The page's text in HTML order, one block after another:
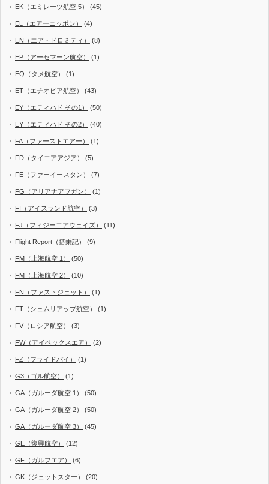
EK（エミレーツ航空 5） (45)
EL（エアーニッポン） (4)
EN（エア・ドロミティ） (8)
EP（アーセマーン航空） (1)
EQ（タメ航空） (1)
ET（エチオピア航空） (43)
EY（エティハド その1） (50)
EY（エティハド その2） (40)
FA（ファーストエアー） (1)
FD（タイエアアジア） (5)
FE（ファーイースタン） (7)
FG（アリアナアフガン） (1)
FI（アイスランド航空） (3)
FJ（フィジーエアウェイズ） (11)
Flight Report（搭乗記） (9)
FM（上海航空 1） (50)
FM（上海航空 2） (10)
FN（ファストジェット） (1)
FT（シェムリアップ航空） (1)
FV（ロシア航空） (3)
FW（アイベックスエア） (2)
FZ（フライドバイ） (1)
G3（ゴル航空） (1)
GA（ガルーダ航空 1） (50)
GA（ガルーダ航空 2） (50)
GA（ガルーダ航空 3） (45)
GE（復興航空） (12)
GF（ガルフエア） (6)
GK（ジェットスター） (20)